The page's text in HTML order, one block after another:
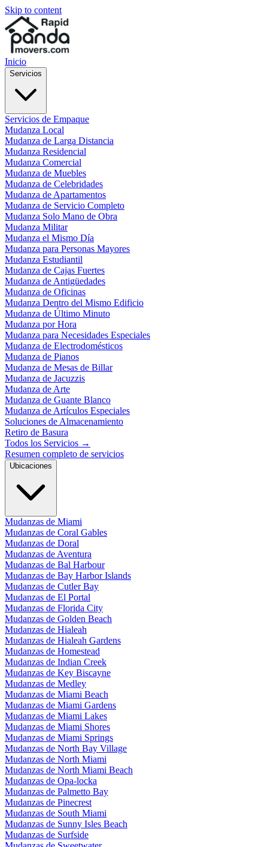
Skip to content
Inicio
Servicios
Servicios de Empaque
Mudanza Local
Mudanza de Larga Distancia
Mudanza Residencial
Mudanza Comercial
Mudanza de Muebles
Mudanza de Celebridades
Mudanza de Apartamentos
Mudanza de Servicio Completo
Mudanza Solo Mano de Obra
Mudanza Militar
Mudanza el Mismo Día
Mudanza para Personas Mayores
Mudanza Estudiantil
Mudanza de Cajas Fuertes
Mudanza de Antigüedades
Mudanza de Oficinas
Mudanza Dentro del Mismo Edificio
Mudanza de Último Minuto
Mudanza por Hora
Mudanza para Necesidades Especiales
Mudanza de Electrodomésticos
Mudanza de Pianos
Mudanza de Mesas de Billar
Mudanza de Jacuzzis
Mudanza de Arte
Mudanza de Guante Blanco
Mudanza de Artículos Especiales
Soluciones de Almacenamiento
Retiro de Basura
Todos los Servicios →
Resumen completo de servicios
Ubicaciones
Mudanzas de Miami
Mudanzas de Coral Gables
Mudanzas de Doral
Mudanzas de Aventura
Mudanzas de Bal Harbour
Mudanzas de Bay Harbor Islands
Mudanzas de Cutler Bay
Mudanzas de El Portal
Mudanzas de Florida City
Mudanzas de Golden Beach
Mudanzas de Hialeah
Mudanzas de Hialeah Gardens
Mudanzas de Homestead
Mudanzas de Indian Creek
Mudanzas de Key Biscayne
Mudanzas de Medley
Mudanzas de Miami Beach
Mudanzas de Miami Gardens
Mudanzas de Miami Lakes
Mudanzas de Miami Shores
Mudanzas de Miami Springs
Mudanzas de North Bay Village
Mudanzas de North Miami
Mudanzas de North Miami Beach
Mudanzas de Opa-locka
Mudanzas de Palmetto Bay
Mudanzas de Pinecrest
Mudanzas de South Miami
Mudanzas de Sunny Isles Beach
Mudanzas de Surfside